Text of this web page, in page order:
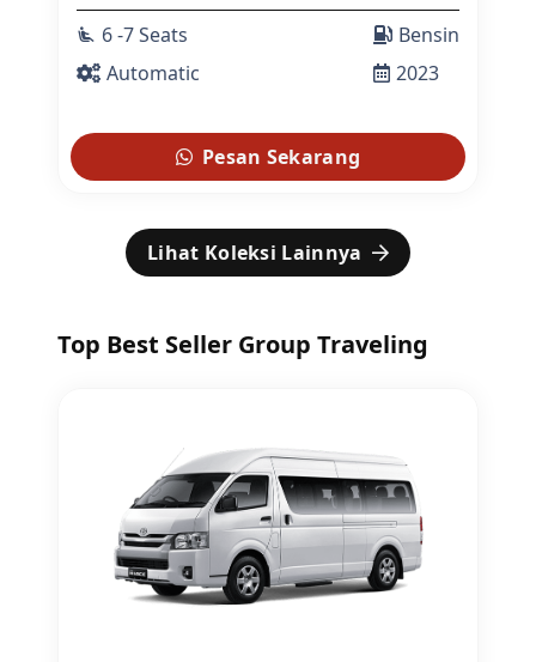
airline_seat_recline_extra 6 -7 Seats
Automatic
Bensin
2023
Pesan Sekarang
Lihat Koleksi Lainnya
Top Best Seller Group Traveling